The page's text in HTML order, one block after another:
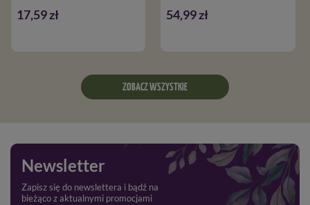
17,59 zł 54,99 zł
ZOBACZ WSZYSTKIE
Newsletter
Zapisz się do newslettera i bądź na
bieżąco z aktualnymi promocjami